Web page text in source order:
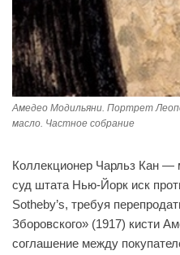
Амедео Модильяни. Портрет
масло. Частное собрание
Коллекционер Чарльз Кан
суд штата Нью-Йорк иск
Sotheby’s, требуя
Зборовского» (1917) кисти
соглашение между